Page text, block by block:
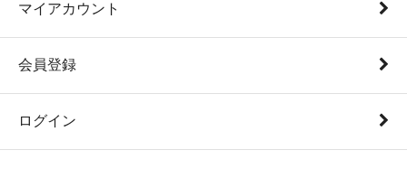
マイアカウント
会員登録
ログイン